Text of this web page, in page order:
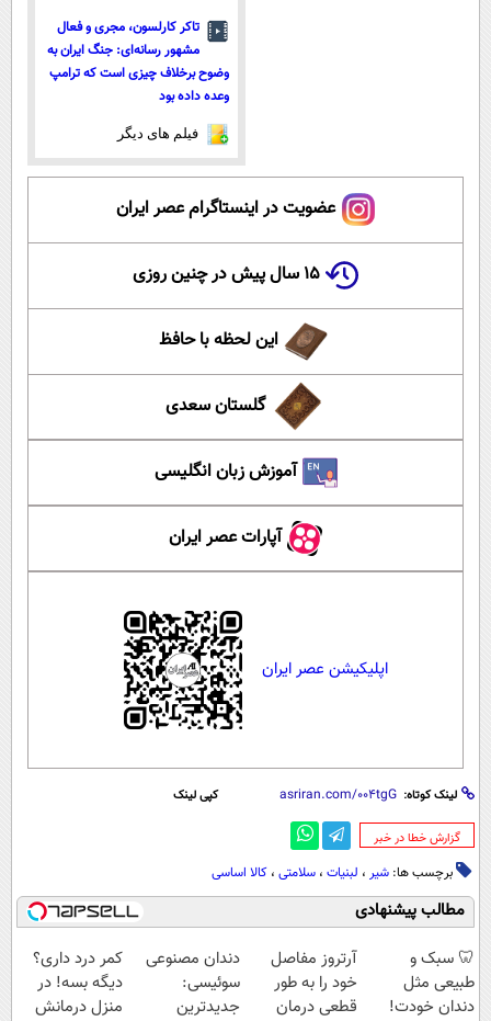
تاکر کارلسون، مجری و فعال
مشهور رسانه‌ای: جنگ ایران به
وضوح برخلاف چیزی است که ترامپ
وعده داده بود
فیلم های دیگر
عضویت در اینستاگرام عصر ایران
۱۵ سال پیش در چنین روزی
این لحظه با حافظ
گلستان سعدی
آموزش زبان انگلیسی
آپارات عصر ایران
اپلیکیشن عصر ایران
لینک کوتاه: کپی لینک
‌گزارش خطا در خبر
برچسب ها: شیر ، لبنیات ، سلامتی ، کالا اساسی
مطالب پیشنهادی
🦷 سبک و
طبیعی مثل
دندان خودت!
آرتروز مفاصل
خود را به طور
قطعی درمان
دندان مصنوعی
سوئیسی:
جدیدترین
کمر درد داری؟
دیگه بسه! در
منزل درمانش